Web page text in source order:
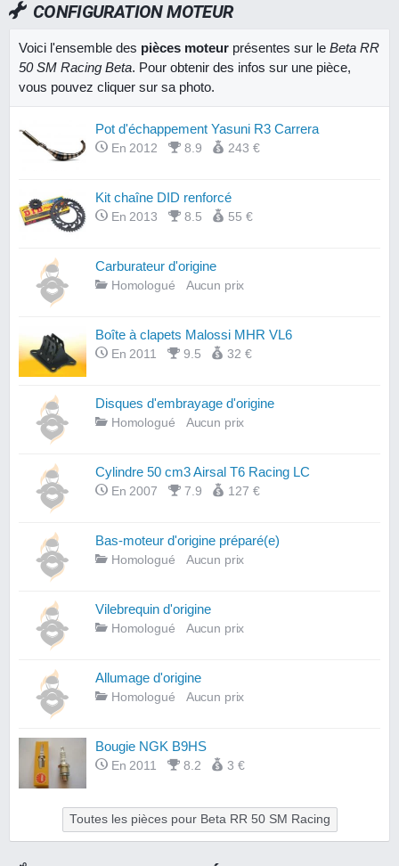
CONFIGURATION MOTEUR
Voici l'ensemble des pièces moteur présentes sur le Beta RR
50 SM Racing Beta. Pour obtenir des infos sur une pièce,
vous pouvez cliquer sur sa photo.
Pot d'échappement Yasuni R3 Carrera
En 2012 8.9 243 €
Kit chaîne DID renforcé
En 2013 8.5 55 €
Carburateur d'origine
Homologué Aucun prix
Boîte à clapets Malossi MHR VL6
En 2011 9.5 32 €
Disques d'embrayage d'origine
Homologué Aucun prix
Cylindre 50 cm3 Airsal T6 Racing LC
En 2007 7.9 127 €
Bas-moteur d'origine préparé(e)
Homologué Aucun prix
Vilebrequin d'origine
Homologué Aucun prix
Allumage d'origine
Homologué Aucun prix
Bougie NGK B9HS
En 2011 8.2 3 €
Toutes les pièces pour Beta RR 50 SM Racing